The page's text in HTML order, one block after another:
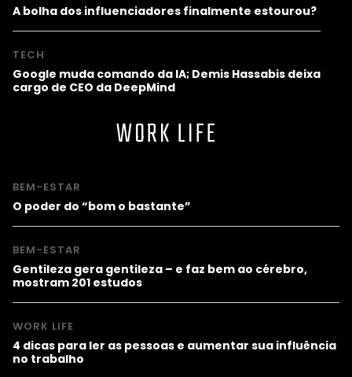
A bolha dos influenciadores finalmente estourou?
TECH
Google muda comando da IA; Demis Hassabis deixa
cargo de CEO da DeepMind
WORK LIFE
BEM-ESTAR
O poder do “bom o bastante”
BEM-ESTAR
Gentileza gera gentileza – e faz bem ao cérebro,
mostram 201 estudos
WORK LIFE
4 dicas para ler as pessoas e aumentar sua influência
no trabalho